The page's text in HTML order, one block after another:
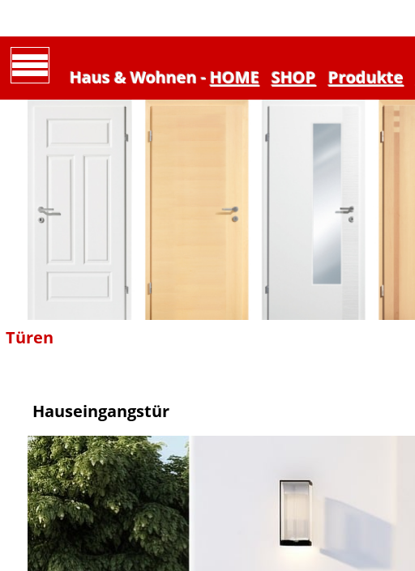
Haus & Wohnen -HOME SHOP Produkte
Türen
Hauseingangstür